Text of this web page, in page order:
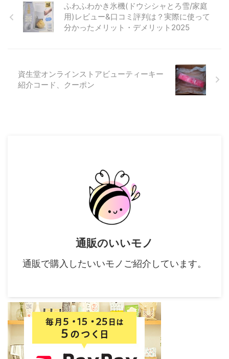
あります）
https://www.shiseido.co.jp/s
w/member/auth/SWFG011010
込）以上の商品を購入しま
す。 ③500円クーポンがプレ
きな話題となりました。定番
のマルシェバッグを思わせる
シンプルなデザインは、どん
でも、本当に人気なのはデザ
インだけではありません。今
回は、実際に使ってわかっ
ふわふわかき氷機(ドウシシャとろ雪/家庭
用)レビュー&口コミ評判は？実際に使って
分かったメリット・デメリット2025
資生堂オンラインストアビューティーキー
紹介コード、クーポン
通販のいいモノ
通販で購入したいいモノご紹介しています。